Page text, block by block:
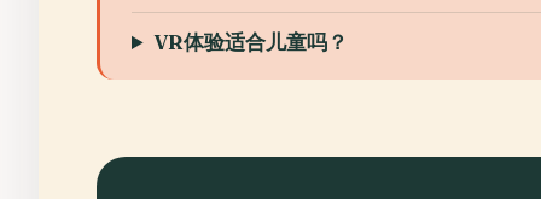
VR体验适合儿童吗？